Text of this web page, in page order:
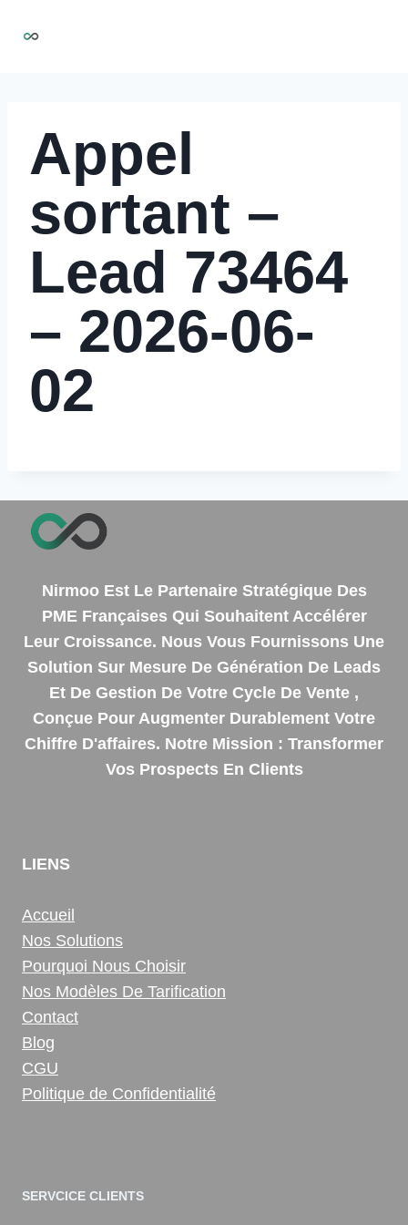
Appel
sortant –
Lead 73464
– 2026-06-
02
Nirmoo Est Le Partenaire Stratégique Des
PME Françaises Qui Souhaitent Accélérer
Leur Croissance. Nous Vous Fournissons Une
Solution Sur Mesure De Génération De Leads
Et De Gestion De Votre Cycle De Vente ,
Conçue Pour Augmenter Durablement Votre
Chiffre D'affaires. Notre Mission : Transformer
Vos Prospects En Clients
LIENS
Accueil
Nos Solutions
Pourquoi Nous Choisir
Nos Modèles De Tarification
Contact
Blog
CGU
Politique de Confidentialité
SERVCICE CLIENTS